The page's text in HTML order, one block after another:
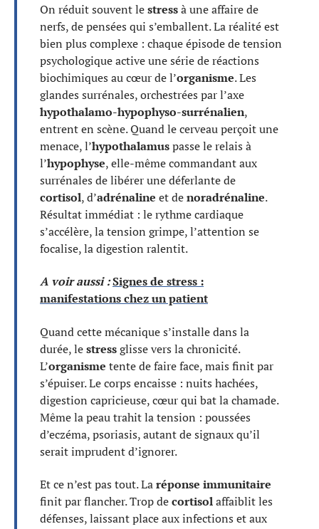
On réduit souvent lestressà une affaire de
nerfs, de pensées qui s’emballent. La réalité est
bien plus complexe : chaque épisode de tension
psychologique active une série de réactions
biochimiques au cœur de l’organisme. Les
glandes surrénales, orchestrées par l’axe
hypothalamo-hypophyso-surrénalien,
entrent en scène. Quand le cerveau perçoit une
menace, l’hypothalamuspasse le relais à
l’hypophyse, elle-même commandant aux
surrénales de libérer une déferlante de
cortisol, d’adrénaline et denoradrénaline.
Résultat immédiat : le rythme cardiaque
s’accélère, la tension grimpe, l’attention se
focalise, la digestion ralentit.
A voir aussi :Signes de stress :
manifestations chez un patient
Quand cette mécanique s’installe dans la
durée, lestressglisse vers la chronicité.
L’organisme tente de faire face, mais finit par
s’épuiser. Le corps encaisse : nuits hachées,
digestion capricieuse, cœur qui bat la chamade.
Même la peau trahit la tension : poussées
d’eczéma, psoriasis, autant de signaux qu’il
serait imprudent d’ignorer.
Et ce n’est pas tout. Laréponse immunitaire
finit par flancher. Trop decortisolaffaiblit les
défenses, laissant place aux infections et aux